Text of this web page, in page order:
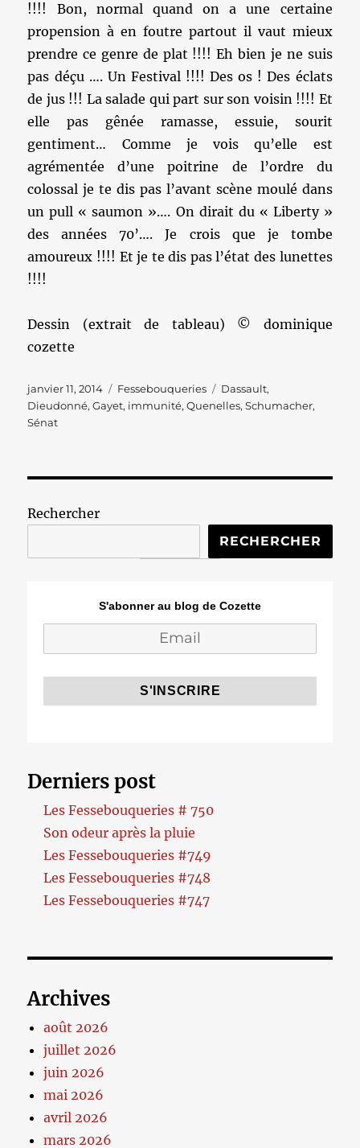
!!!! Bon, normal quand on a une certaine
propension à en foutre partout il vaut mieux
prendre ce genre de plat !!!! Eh bien je ne suis
pas déçu …. Un Festival !!!! Des os ! Des éclats
de jus !!! La salade qui part sur son voisin !!!! Et
elle pas gênée ramasse, essuie, sourit
gentiment… Comme je vois qu’elle est
agrémentée d’une poitrine de l’ordre du
colossal je te dis pas l’avant scène moulé dans
un pull « saumon »…. On dirait du « Liberty »
des années 70’…. Je crois que je tombe
amoureux !!!! Et je te dis pas l’état des lunettes
!!!!
Dessin (extrait de tableau) © dominique
cozette
Publié
le
janvier 11, 2014 Catégories
Fessebouqueries Étiquettes
Dassault,
Dieudonné,Gayet, immunité,Quenelles,Schumacher,
Sénat
Rechercher
RECHERCHER
S'abonner au blog de Cozette
Derniers post
Les Fessebouqueries # 750
Son odeur après la pluie
Les Fessebouqueries #749
Les Fessebouqueries #748
Les Fessebouqueries #747
Archives
août 2026
juillet 2026
juin 2026
mai 2026
avril 2026
mars 2026